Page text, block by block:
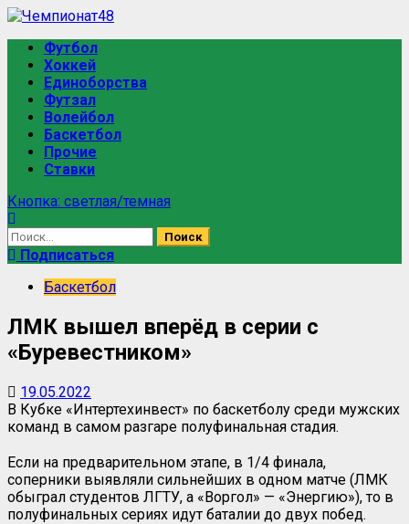
Футбол
Хоккей
Единоборства
Футзал
Волейбол
Баскетбол
Прочие
Ставки
Кнопка: светлая/темная
Подписаться
Баскетбол
ЛМК вышел вперёд в серии с
«Буревестником»
19.05.2022
В Кубке «Интертехинвест» по баскетболу среди мужских
команд в самом разгаре полуфинальная стадия.
Если на предварительном этапе, в 1/4 финала,
соперники выявляли сильнейших в одном матче (ЛМК
обыграл студентов ЛГТУ, а «Воргол» — «Энергию»), то в
полуфинальных сериях идут баталии до двух побед.